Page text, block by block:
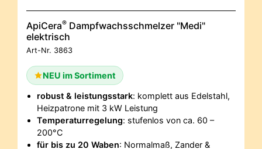
ApiCera® Dampfwachsschmelzer "Medi"
elektrisch
Art-Nr. 3863
NEU im Sortiment
robust & leistungsstark: komplett aus Edelstahl,
Heizpatrone mit 3 kW Leistung
Temperaturregelung: stufenlos von ca. 60 –
200°C
für bis zu 20 Waben: Normalmaß, Zander &